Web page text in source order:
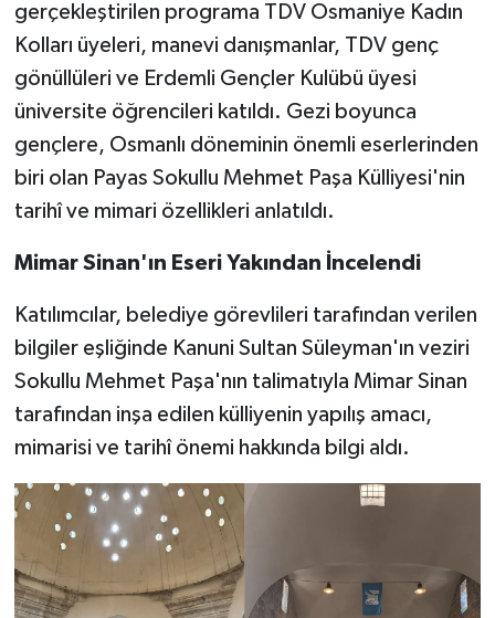
gerçekleştirilen programa TDV Osmaniye Kadın
Kolları üyeleri, manevi danışmanlar, TDV genç
gönüllüleri ve Erdemli Gençler Kulübü üyesi
üniversite öğrencileri katıldı. Gezi boyunca
gençlere, Osmanlı döneminin önemli eserlerinden
biri olan Payas Sokullu Mehmet Paşa Külliyesi'nin
tarihî ve mimari özellikleri anlatıldı.
Mimar Sinan'ın Eseri Yakından İncelendi
Katılımcılar, belediye görevlileri tarafından verilen
bilgiler eşliğinde Kanuni Sultan Süleyman'ın veziri
Sokullu Mehmet Paşa'nın talimatıyla Mimar Sinan
tarafından inşa edilen külliyenin yapılış amacı,
mimarisi ve tarihî önemi hakkında bilgi aldı.